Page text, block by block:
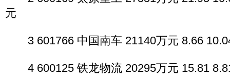
元
3 601766 中国南车 21140万元 8.66
4 600125 铁龙物流 20295万元 15.81